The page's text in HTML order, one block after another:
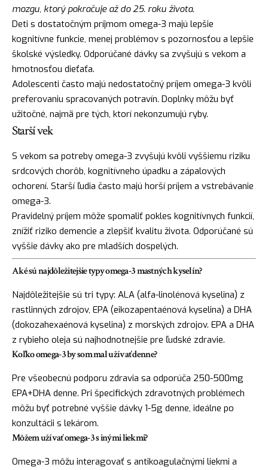
mozgu, ktorý pokračuje až do 25. roku života.
Deti s dostatočným príjmom omega-3 majú lepšie
kognitívne funkcie, menej problémov s pozornosťou a lepšie
školské výsledky. Odporúčané dávky sa zvyšujú s vekom a
hmotnosťou dieťaťa.
Adolescenti často majú nedostatočný príjem omega-3 kvôli
preferovaniu spracovaných potravín. Doplnky môžu byť
užitočné, najmä pre tých, ktorí nekonzumujú ryby.
Starší vek
S vekom sa potreby omega-3 zvyšujú kvôli vyššiemu riziku
srdcových chorôb, kognitívneho úpadku a zápalových
ochorení. Starší ľudia často majú horší príjem a vstrebávanie
omega-3.
Pravidelný príjem môže spomaliť pokles kognitívnych funkcií,
znížiť riziko demencie a zlepšiť kvalitu života. Odporúčané sú
vyššie dávky ako pre mladších dospelých.
Aké sú najdôležitejšie typy omega-3 mastných kyselín?
Najdôležitejšie sú tri typy: ALA (alfa-linolénová kyselina) z
rastlinných zdrojov, EPA (eikozapentaénová kyselina) a DHA
(dokozahexaénová kyselina) z morských zdrojov. EPA a DHA
z rybieho oleja sú najhodnotnejšie pre ľudské zdravie.
Koľko omega-3 by som mal užívať denne?
Pre všeobecnú podporu zdravia sa odporúča 250-500mg
EPA+DHA denne. Pri špecifických zdravotných problémech
môžu byť potrebné vyššie dávky 1-5g denne, ideálne po
konzultácii s lekárom.
Môžem užívať omega-3 s inými liekmi?
Omega-3 môžu interagovať s antikoagulačnými liekmi a